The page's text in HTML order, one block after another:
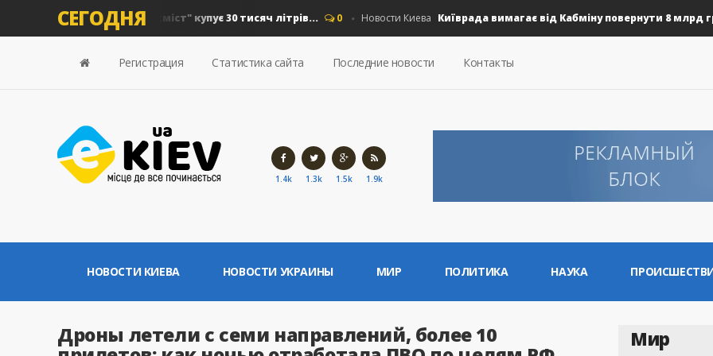
СЕГОДНЯ
дизель: "Київавтошляхміст" купує 30 тисяч літрів... 0 Новости Киева Київрада вимагає від Кабміну повернути 8 млрд грн
Регистрация Статистика сайта Последние новости Контакты
1.4k 1.3k 1.5k 1.9k
НОВОСТИ КИЕВА НОВОСТИ УКРАИНЫ МИР ПОЛИТИКА НАУКА
Дроны летели с семи направлений, более 10 Мир